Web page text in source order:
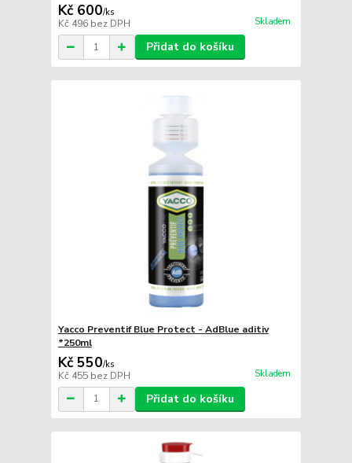
Kč 600/ks
Kč 496 bez DPH Skladem
Přidat do košíku
Yacco Preventif Blue Protect - AdBlue aditiv
*250ml
Kč 550/ks
Kč 455 bez DPH Skladem
Přidat do košíku